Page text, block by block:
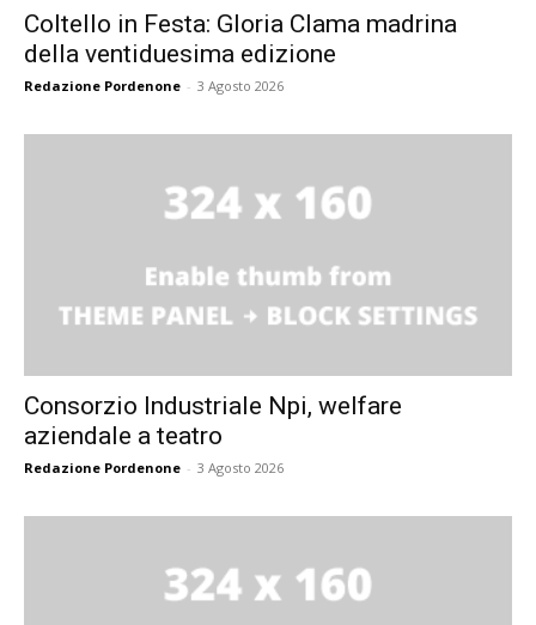
Coltello in Festa: Gloria Clama madrina
della ventiduesima edizione
Redazione Pordenone - 3 Agosto 2026
Consorzio Industriale Npi, welfare
aziendale a teatro
Redazione Pordenone - 3 Agosto 2026